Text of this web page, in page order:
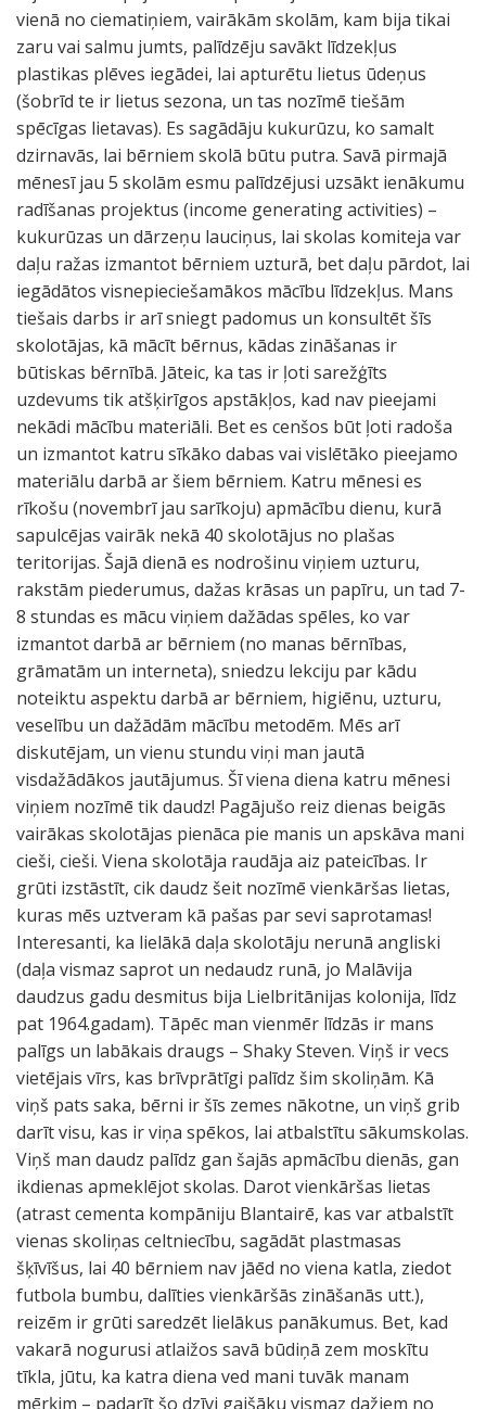
vienā no ciematiņiem, vairākām skolām, kam bija tikai
zaru vai salmu jumts, palīdzēju savākt līdzekļus
plastikas plēves iegādei, lai apturētu lietus ūdeņus
(šobrīd te ir lietus sezona, un tas nozīmē tiešām
spēcīgas lietavas). Es sagādāju kukurūzu, ko samalt
dzirnavās, lai bērniem skolā būtu putra. Savā pirmajā
mēnesī jau 5 skolām esmu palīdzējusi uzsākt ienākumu
radīšanas projektus (income generating activities) –
kukurūzas un dārzeņu lauciņus, lai skolas komiteja var
daļu ražas izmantot bērniem uzturā, bet daļu pārdot, lai
iegādātos visnepieciešamākos mācību līdzekļus. Mans
tiešais darbs ir arī sniegt padomus un konsultēt šīs
skolotājas, kā mācīt bērnus, kādas zināšanas ir
būtiskas bērnībā. Jāteic, ka tas ir ļoti sarežģīts
uzdevums tik atšķirīgos apstākļos, kad nav pieejami
nekādi mācību materiāli. Bet es cenšos būt ļoti radoša
un izmantot katru sīkāko dabas vai vislētāko pieejamo
materiālu darbā ar šiem bērniem. Katru mēnesi es
rīkošu (novembrī jau sarīkoju) apmācību dienu, kurā
sapulcējas vairāk nekā 40 skolotājus no plašas
teritorijas. Šajā dienā es nodrošinu viņiem uzturu,
rakstām piederumus, dažas krāsas un papīru, un tad 7-
8 stundas es mācu viņiem dažādas spēles, ko var
izmantot darbā ar bērniem (no manas bērnības,
grāmatām un interneta), sniedzu lekciju par kādu
noteiktu aspektu darbā ar bērniem, higiēnu, uzturu,
veselību un dažādām mācību metodēm. Mēs arī
diskutējam, un vienu stundu viņi man jautā
visdažādākos jautājumus. Šī viena diena katru mēnesi
viņiem nozīmē tik daudz! Pagājušo reiz dienas beigās
vairākas skolotājas pienāca pie manis un apskāva mani
cieši, cieši. Viena skolotāja raudāja aiz pateicības. Ir
grūti izstāstīt, cik daudz šeit nozīmē vienkāršas lietas,
kuras mēs uztveram kā pašas par sevi saprotamas!
Interesanti, ka lielākā daļa skolotāju nerunā angliski
(daļa vismaz saprot un nedaudz runā, jo Malāvija
daudzus gadu desmitus bija Lielbritānijas kolonija, līdz
pat 1964.gadam). Tāpēc man vienmēr līdzās ir mans
palīgs un labākais draugs – Shaky Steven. Viņš ir vecs
vietējais vīrs, kas brīvprātīgi palīdz šim skoliņām. Kā
viņš pats saka, bērni ir šīs zemes nākotne, un viņš grib
darīt visu, kas ir viņa spēkos, lai atbalstītu sākumskolas.
Viņš man daudz palīdz gan šajās apmācību dienās, gan
ikdienas apmeklējot skolas. Darot vienkāršas lietas
(atrast cementa kompāniju Blantairē, kas var atbalstīt
vienas skoliņas celtniecību, sagādāt plastmasas
šķīvīšus, lai 40 bērniem nav jāēd no viena katla, ziedot
futbola bumbu, dalīties vienkāršās zināšanās utt.),
reizēm ir grūti saredzēt lielākus panākumus. Bet, kad
vakarā nogurusi atlaižos savā būdiņā zem moskītu
tīkla, jūtu, ka katra diena ved mani tuvāk manam
mērķim – padarīt šo dzīvi gaišāku vismaz dažiem no